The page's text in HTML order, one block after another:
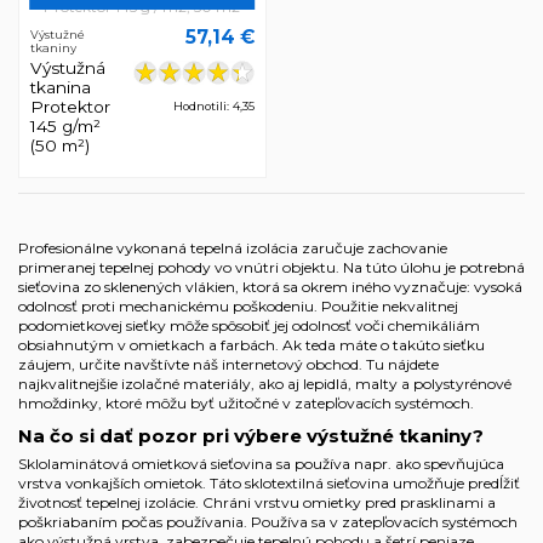
Výstužné
tkaniny
Výstužná
tkanina
Protektor
145 g/m²
(50 m²)
57,14 €
Hodnotili: 4,35
Profesionálne vykonaná tepelná izolácia zaručuje zachovanie
primeranej tepelnej pohody vo vnútri objektu. Na túto úlohu je potrebná
sieťovina zo sklenených vlákien, ktorá sa okrem iného vyznačuje: vysoká
odolnosť proti mechanickému poškodeniu. Použitie nekvalitnej
podomietkovej sieťky môže spôsobiť jej odolnosť voči chemikáliám
obsiahnutým v omietkach a farbách. Ak teda máte o takúto sieťku
záujem, určite navštívte náš internetový obchod. Tu nájdete
najkvalitnejšie izolačné materiály, ako aj lepidlá, malty a polystyrénové
hmoždinky, ktoré môžu byť užitočné v zatepľovacích systémoch.
Na čo si dať pozor pri výbere výstužné tkaniny?
Sklolaminátová omietková sieťovina sa používa napr. ako spevňujúca
vrstva vonkajších omietok. Táto sklotextilná sieťovina umožňuje predĺžiť
životnosť tepelnej izolácie. Chráni vrstvu omietky pred prasklinami a
poškriabaním počas používania. Používa sa v zatepľovacích systémoch